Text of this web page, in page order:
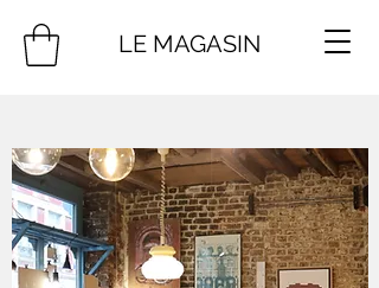
LE MAGASIN